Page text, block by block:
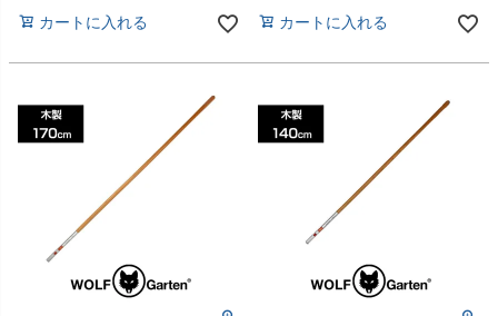
カートに入れる カートに入れる